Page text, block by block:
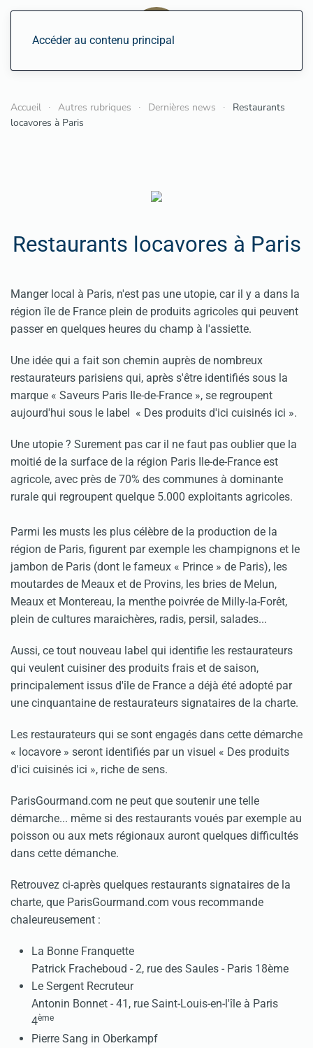
Accéder au contenu principal
Accueil Autres rubriques Dernières news
Restaurants
locavores à Paris
Restaurants locavores à Paris
Manger local à Paris, n'est pas une utopie, car il y a dans la
région île de France plein de produits agricoles qui peuvent
passer en quelques heures du champ à l'assiette.
Une idée qui a fait son chemin auprès de nombreux
restaurateurs parisiens qui, après s'être identifiés sous la
marque « Saveurs Paris Ile-de-France », se regroupent
aujourd'hui sous le label « Des produits d'ici cuisinés ici ».
Une utopie ? Surement pas car il ne faut pas oublier que la
moitié de la surface de la région Paris Ile-de-France est
agricole, avec près de 70% des communes à dominante
rurale qui regroupent quelque 5.000 exploitants agricoles.
Parmi les musts les plus célèbre de la production de la
région de Paris, figurent par exemple les champignons et le
jambon de Paris (dont le fameux « Prince » de Paris), les
moutardes de Meaux et de Provins, les bries de Melun,
Meaux et Montereau, la menthe poivrée de Milly-la-Forêt,
plein de cultures maraichères, radis, persil, salades...
Aussi, ce tout nouveau label qui identifie les restaurateurs
qui veulent cuisiner des produits frais et de saison,
principalement issus d'île de France a déjà été adopté par
une cinquantaine de restaurateurs signataires de la charte.
Les restaurateurs qui se sont engagés dans cette démarche
« locavore » seront identifiés par un visuel « Des produits
d'ici cuisinés ici », riche de sens.
ParisGourmand.com ne peut que soutenir une telle
démarche... même si des restaurants voués par exemple au
poisson ou aux mets régionaux auront quelques difficultés
dans cette démanche.
Retrouvez ci-après quelques restaurants signataires de la
charte, que ParisGourmand.com vous recommande
chaleureusement :
La Bonne Franquette
Patrick Fracheboud - 2, rue des Saules - Paris 18ème
Le Sergent Recruteur
Antonin Bonnet - 41, rue Saint-Louis-en-l'île à Paris
4ème
Pierre Sang in Oberkampf